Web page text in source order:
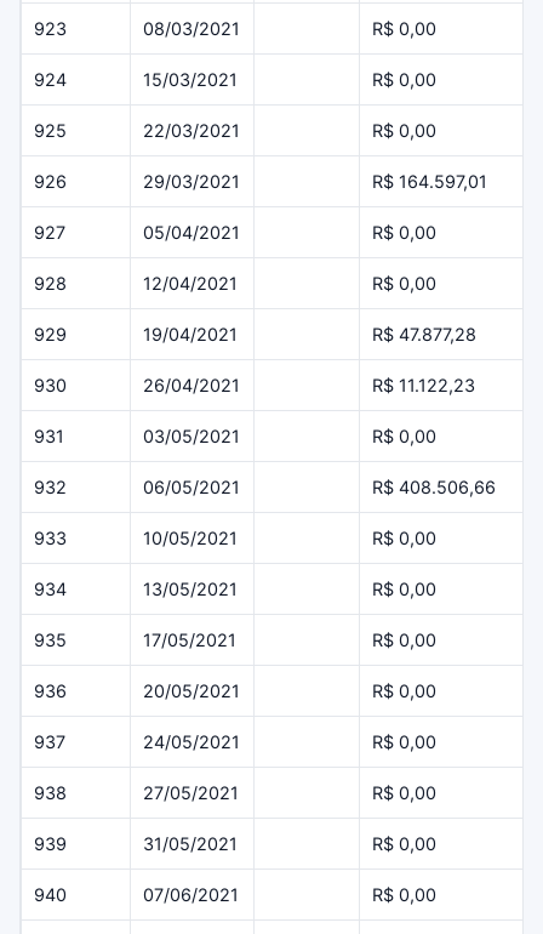
923 08/03/2021 R$ 0,00
924 15/03/2021 R$ 0,00
925 22/03/2021 R$ 0,00
926 29/03/2021 R$ 164.597,01
927 05/04/2021 R$ 0,00
928 12/04/2021 R$ 0,00
929 19/04/2021 R$ 47.877,28
930 26/04/2021 R$ 11.122,23
931 03/05/2021 R$ 0,00
932 06/05/2021 R$ 408.506,66
933 10/05/2021 R$ 0,00
934 13/05/2021 R$ 0,00
935 17/05/2021 R$ 0,00
936 20/05/2021 R$ 0,00
937 24/05/2021 R$ 0,00
938 27/05/2021 R$ 0,00
939 31/05/2021 R$ 0,00
940 07/06/2021 R$ 0,00